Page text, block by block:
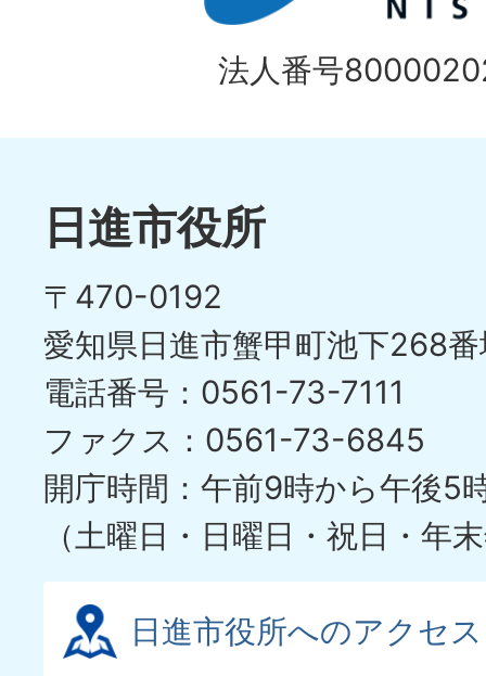
イ
ド
目
の
イ
目
の
ス
ラ
イ
ド
法人番号
日進市役所
〒470-0192
愛知県日進市蟹甲町池下268
電話番号：0561-73-7111
ファクス：0561-73-6845
開庁時間：午前9時から午後5
（土曜日・日曜日・祝日・年
日進市役所へのアクセス